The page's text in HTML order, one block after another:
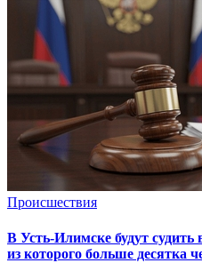
Происшествия
В Усть-Илимске будут судить
из которого больше десятка